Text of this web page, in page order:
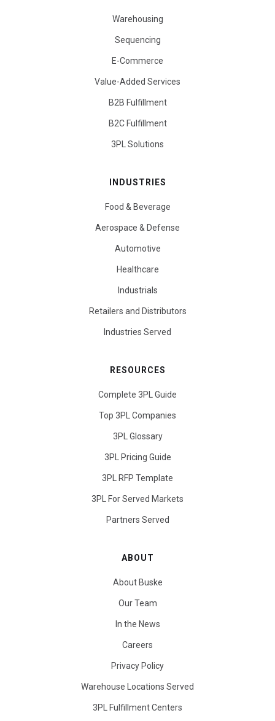
Warehousing
Sequencing
E-Commerce
Value-Added Services
B2B Fulfillment
B2C Fulfillment
3PL Solutions
INDUSTRIES
Food & Beverage
Aerospace & Defense
Automotive
Healthcare
Industrials
Retailers and Distributors
Industries Served
RESOURCES
Complete 3PL Guide
Top 3PL Companies
3PL Glossary
3PL Pricing Guide
3PL RFP Template
3PL For Served Markets
Partners Served
ABOUT
About Buske
Our Team
In the News
Careers
Privacy Policy
Warehouse Locations Served
3PL Fulfillment Centers